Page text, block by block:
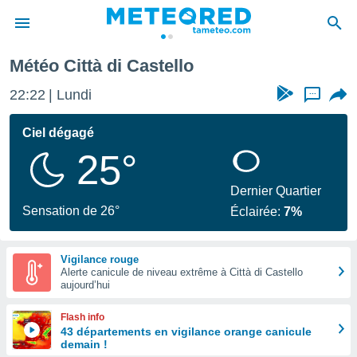
de
Météo Città di Castello
22:22 Lundi ...
Ciel dégagé
25°
Sensation de 26°
Dernier Quartier
Éclairée:7%
Vigilance rouge
Alerte canicule de niveau extrême à Città di Castello
aujourd’hui
Flash info
43 départements en vigilance orange canicule
demain !